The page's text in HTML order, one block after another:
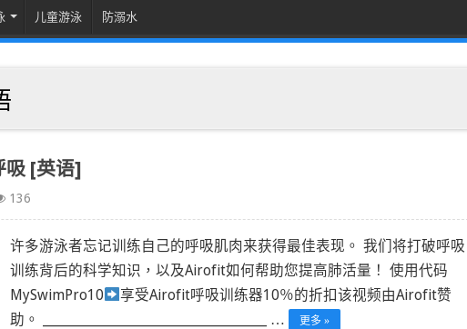
儿童游泳 防溺水
吸 [英语]
136
许多游泳者忘记训练自己的呼吸肌肉来获得最佳表现。 我们将打破呼吸
训练背后的科学知识，以及Airofit如何帮助您提高肺活量！ 使用代码
MySwimPro10
享受Airofit呼吸训练器10％的折扣该视频由Airofit赞
助。 _________________________________________ …
更多 »